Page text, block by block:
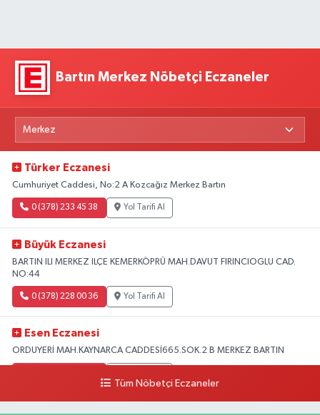
Bartın Merkez Nöbetçi Eczaneler
Türker Eczanesi
Cumhuriyet Caddesi, No:2 A Kozcağız Merkez Bartın
0 (378) 233 45 38 Yol Tarifi Al
Büyük Eczanesi
BARTIN ILI MERKEZ ILÇE KEMERKÖPRÜ MAH.DAVUT FIRINCIOGLU CAD.
NO:44
0 (378) 228 00 36 Yol Tarifi Al
Esen Eczanesi
ORDUYERİ MAH.KAYNARCA CADDESİ665.SOK.2 B MERKEZ BARTIN
Tüm Nöbetçi Eczaneler